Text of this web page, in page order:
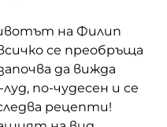
на Филип
се преобръща
да вижда
по-чудесен и се
рецепти!